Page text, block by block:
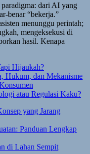
dari AI yang
benar “bekerja.”
menunggu perintah;
mengeksekusi di
hasil. Kenapa
Hijaukah?
Hukum, dan Mekanisme
atau Regulasi Kaku?
yang Jarang
Panduan Lengkap
di Lahan Sempit